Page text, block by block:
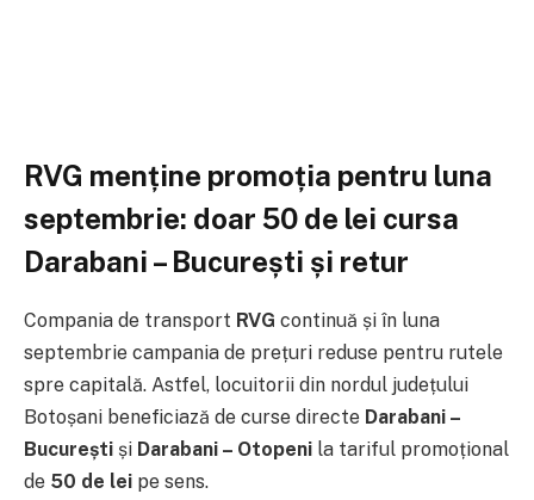
RVG menține promoția pentru luna
septembrie: doar 50 de lei cursa
Darabani – București și retur
Compania de transport RVG continuă și în luna
septembrie campania de prețuri reduse pentru rutele
spre capitală. Astfel, locuitorii din nordul județului
Botoșani beneficiază de curse directe Darabani –
București și Darabani – Otopeni la tariful promoțional
de 50 de lei pe sens.